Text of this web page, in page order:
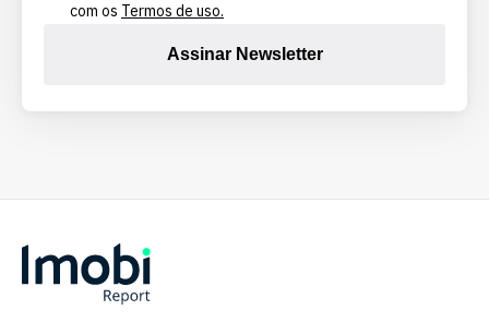
com os Termos de uso.
Assinar Newsletter